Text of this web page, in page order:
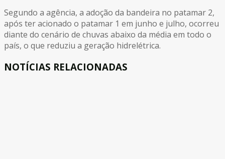
Segundo a agência, a adoção da bandeira no patamar 2,
após ter acionado o patamar 1 em junho e julho, ocorreu
diante do cenário de chuvas abaixo da média em todo o
país, o que reduziu a geração hidrelétrica.
NOTÍCIAS RELACIONADAS